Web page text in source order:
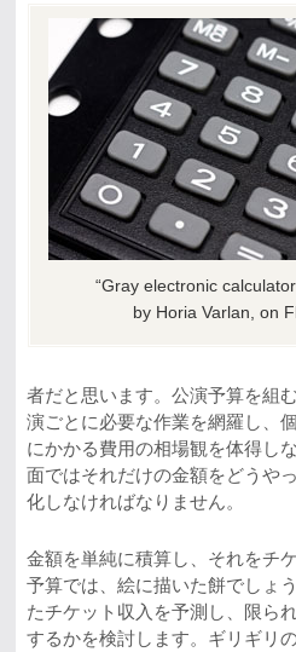
“Gray electronic
by Horia Varlan, on
者だと思います。公演予算を組
演ごとに必要な作業を網羅し、
にかかる費用の相場観を体得し
面ではそれだけの金額をどうや
化しなければなりません。
金額を単純に積算し、それをチ
予算では、絵に描いた餅でしょ
たチケット収入を予測し、限ら
するかを検討します。ギリギリ